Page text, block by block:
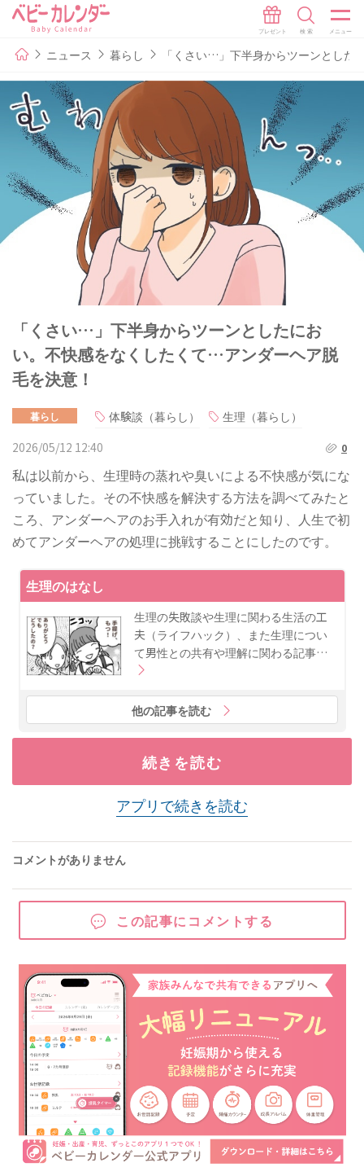
ニュース 暮らし 「くさい…」下半身からツーンとし
「くさい…」下半身からツーンとしたにお
い。不快感をなくしたくて…アンダーヘア脱
毛を決意！
暮らし 体験談（暮らし）
生理（暮らし）
2026/05/12 12:40
0
私は以前から、生理時の蒸れや臭いによる不快感が気にな
っていました。その不快感を解決する方法を調べてみたと
ころ、アンダーヘアのお手入れが有効だと知り、人生で初
めてアンダーヘアの処理に挑戦することにしたのです。
生理のはなし
生理の失敗談や生理に関わる生活の工
夫（ライフハック）、また生理につい
て男性との共有や理解に関わる記事…
他の記事を読む
続きを読む
アプリで続きを読む
コメントがありません
この記事にコメントする